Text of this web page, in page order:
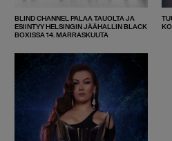
BLIND CHANNEL PALAA TAUOLTA JA
ESIINTYY HELSINGIN JÄÄHALLIN BLACK
BOXISSA 14. MARRASKUUTA